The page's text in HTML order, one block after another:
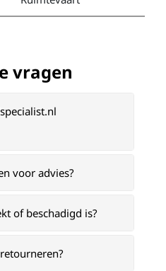
vragen
voor advies?
of beschadigd is?